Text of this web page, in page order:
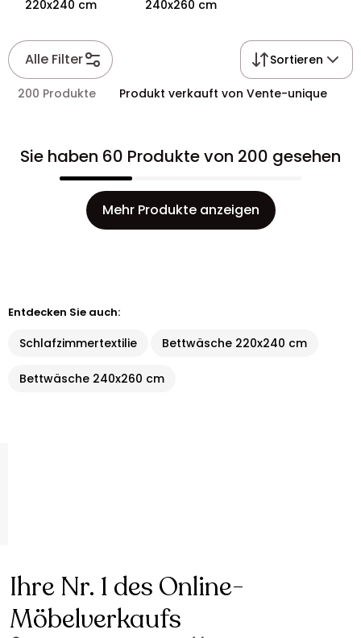
220x240 cm
240x260 cm
Alle Filter Sortieren
200 Produkte Produkt verkauft von Vente-unique
Sie haben 60 Produkte von 200 gesehen
Mehr Produkte anzeigen
Entdecken Sie auch:
Schlafzimmertextilie Bettwäsche 220x240 cm
Bettwäsche 240x260 cm
Ihre Nr. 1 des Online-
Möbelverkaufs